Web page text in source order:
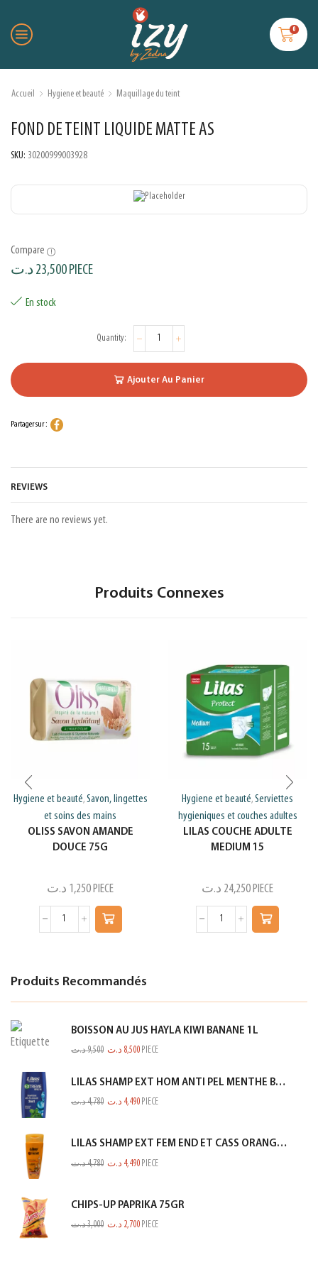
0
Accueil Hygiene et beauté Maquillage du teint
FOND DE TEINT LIQUIDE MATTE AS
SKU: 30200999003928
Compare
23,500د.ت PIECE
En stock
Ajouter Au Panier
Partager sur :
REVIEWS
There are no reviews yet.
Produits Connexes
Hygiene et beauté, Savon, lingettes
et soins des mains
OLISS SAVON AMANDE
DOUCE 75G
1,250 د.ت PIECE
Hygiene et beauté,Serviettes
hygieniques et couches adultes
LILAS COUCHE ADULTE
MEDIUM 15
24,250 د.ت PIECE
Produits Recommandés
BOISSON AU JUS HAYLA KIWI BANANE 1L
9,500د.ت 8,500 د.ت PIECE
LILAS SHAMP EXT HOM ANTI PEL MENTHE BLEU 350ML
4,780د.ت 4,490 د.ت PIECE
LILAS SHAMP EXT FEM END ET CASS ORANGE 350ML
4,780د.ت 4,490 د.ت PIECE
CHIPS-UP PAPRIKA 75GR
3,000د.ت 2,700 د.ت PIECE